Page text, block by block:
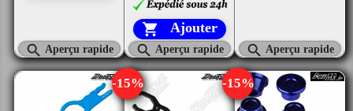
 Aperçu rapide
 Ajouter
 Aperçu rapide  Aperçu rapide
-15% -15%